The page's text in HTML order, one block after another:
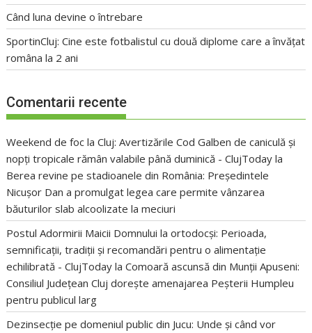
Când luna devine o întrebare
SportinCluj: Cine este fotbalistul cu două diplome care a învățat
româna la 2 ani
Comentarii recente
Weekend de foc la Cluj: Avertizările Cod Galben de caniculă și
nopți tropicale rămân valabile până duminică - ClujToday la
Berea revine pe stadioanele din România: Președintele
Nicușor Dan a promulgat legea care permite vânzarea
băuturilor slab alcoolizate la meciuri
Postul Adormirii Maicii Domnului la ortodocși: Perioada,
semnificații, tradiții și recomandări pentru o alimentație
echilibrată - ClujToday laComoară ascunsă din Munții Apuseni:
Consiliul Județean Cluj dorește amenajarea Peșterii Humpleu
pentru publicul larg
Dezinsecție pe domeniul public din Jucu: Unde și când vor